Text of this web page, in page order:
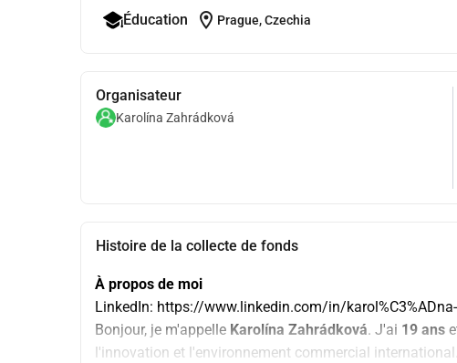
Éducation location_on Prague, Czechia
Organisateur
Karolína Zahrádková
Histoire de la collecte de fonds
À propos de moi
LinkedIn: https://www.linkedin.com/in/
Bonjour, je m'appelle Karolína Zahrádková. J'ai 19 ans
l'innovation et l'environnement commercial